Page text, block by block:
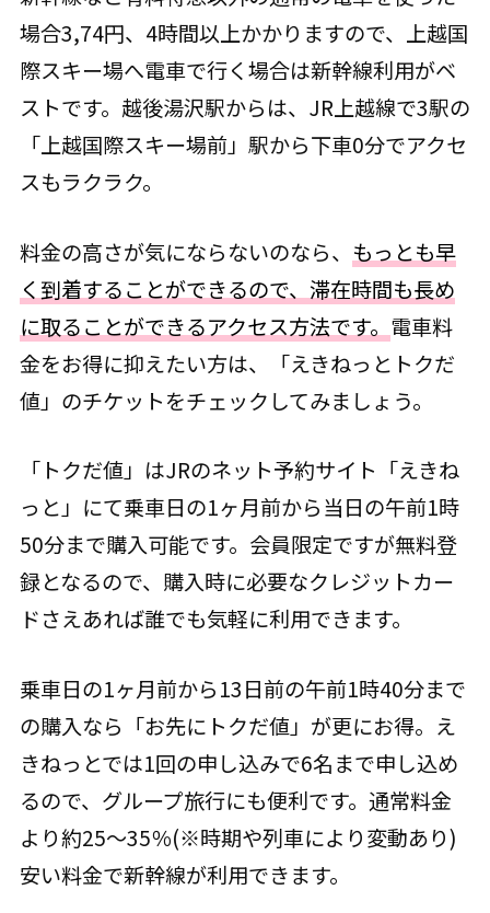
場合3,74円、4時間以上かかりますので、上越国
際スキー場へ電車で行く場合は新幹線利用がベ
ストです。越後湯沢駅からは、JR上越線で3駅の
「上越国際スキー場前」駅から下車0分でアクセ
スもラクラク。
料金の高さが気にならないのなら、 もっとも早
く到着することができるので、滞在時間も長め
に取ることができるアクセス方法です。 電車料
金をお得に抑えたい方は、「えきねっとトクだ
値」のチケットをチェックしてみましょう。
「トクだ値」はJRのネット予約サイト「えきね
っと」にて乗車日の1ヶ月前から当日の午前1時
50分まで購入可能です。会員限定ですが無料登
録となるので、購入時に必要なクレジットカー
ドさえあれば誰でも気軽に利用できます。
乗車日の1ヶ月前から13日前の午前1時40分まで
の購入なら「お先にトクだ値」が更にお得。え
きねっとでは1回の申し込みで6名まで申し込め
るので、グループ旅行にも便利です。通常料金
より約25～35％(※時期や列車により変動あり)
安い料金で新幹線が利用できます。